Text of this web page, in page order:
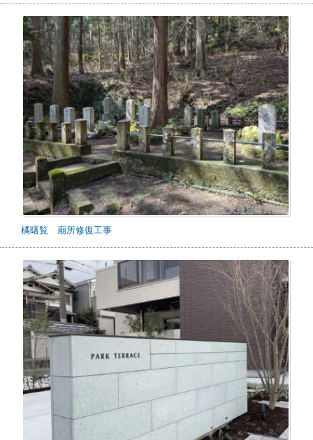
橘曙覧 廟所修復工事